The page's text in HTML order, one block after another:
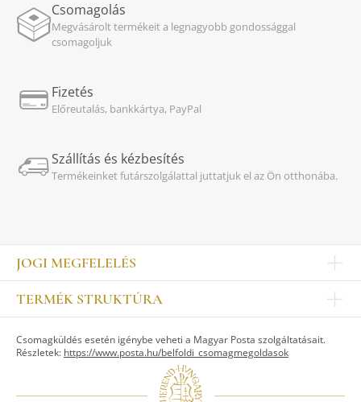
Csomagolás
Megvásárolt termékeit a legnagyobb gondossággal
csomagoljuk
Fizetés
Előreutalás, bankkártya, PayPal
Szállítás és kézbesítés
Termékeinket futárszolgálattal juttatjuk el az Ön otthonába.
JOGI MEGFELELÉS
Impresszum
Kapcsolat
Jogi nyilatkozat
TERMÉK STRUKTÚRA
ASZTALKULTÚRA
Csomagküldés esetén igénybe veheti a Magyar Posta szolgáltatásait.
Részletek: https://www.posta.hu/belfoldi_csomagmegoldasok